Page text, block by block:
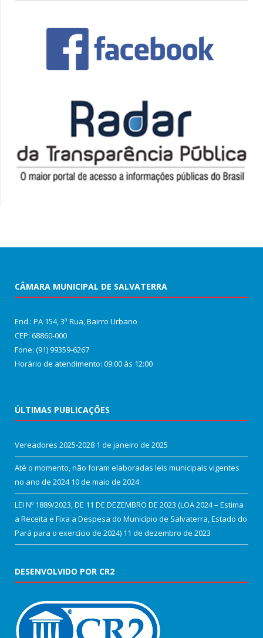
CÂMARA MUNICIPAL DE SALVATERRA
End.: PA 154, 3ª Rua, Bairro Urbano
CEP: 68860‑000
Fone: (91) 99359-6267
Horário de atendimento: 09:00 às 12:00
ÚLTIMAS PUBLICAÇÕES
Vereadores 2025-2028 1 de janeiro de 2025
Até o momento, não foram elaboradas leis municipais vigentes
no ano de 2024 10 de maio de 2024
LEI Nº 1889/2023, DE 11 DE DEZEMBRO DE 2023 (LOA 2024 – Estima
a Receita e Fixa a Despesa do Município de Salvaterra, Estado do
Pará para o exercício de 2024) 11 de dezembro de 2023
DESENVOLVIDO POR CR2